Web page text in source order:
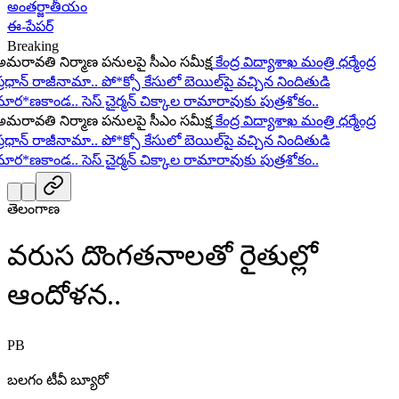
అంతర్జాతీయం
ఈ-పేపర్
Breaking
నిర్మాణ పనులపై సీఎం సమీక్ష కేంద్ర విద్యాశాఖ మంత్రి ధర్మేంద్ర
రాజీనామా.. పో*క్సో కేసులో బెయిల్‌పై వచ్చిన నిందితుడి
సెస్ చైర్మన్ చిక్కాల రామారావుకు పుత్రశోకం..
నిర్మాణ పనులపై సీఎం సమీక్ష కేంద్ర విద్యాశాఖ మంత్రి ధర్మేంద్ర
రాజీనామా.. పో*క్సో కేసులో బెయిల్‌పై వచ్చిన నిందితుడి
సెస్ చైర్మన్ చిక్కాల రామారావుకు పుత్రశోకం..
తెలంగాణ
వరుస దొంగతనాలతో రైతుల్లో
ఆందోళన..
PB
బలగం టీవీ బ్యూరో